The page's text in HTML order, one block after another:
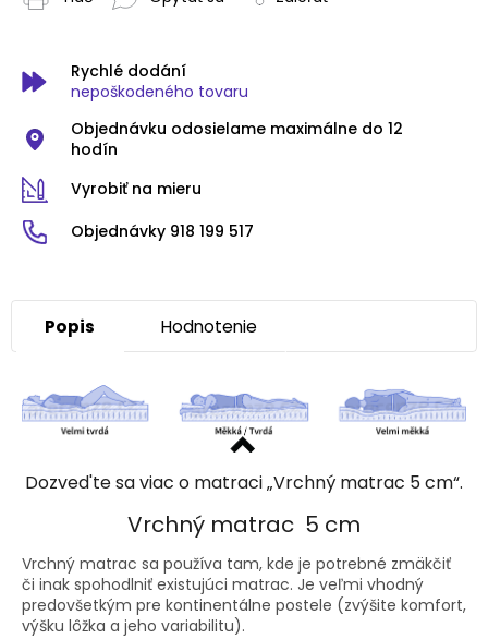
Rychlé dodání
nepoškodeného tovaru
Objednávku odosielame maximálne do 12
hodín
Vyrobiť na mieru
Objednávky 918 199 517
Popis Hodnotenie
Dozved'te sa viac o matraci „Vrchný matrac 5 cm“.
Vrchný matrac 5 cm
Vrchný matrac sa používa tam, kde je potrebné zmäkčiť
či inak spohodlniť existujúci matrac. Je veľmi vhodný
predovšetkým pre kontinentálne postele (zvýšite komfort,
výšku lôžka a jeho variabilitu).